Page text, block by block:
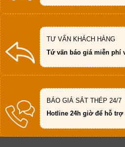
TƯ VẤN KHÁCH HÀNG
Tứ vấn báo giá miễn phí
BÁO GIÁ SẮT THÉP 24/7
Hotline 24h giờ để hỗ trợ